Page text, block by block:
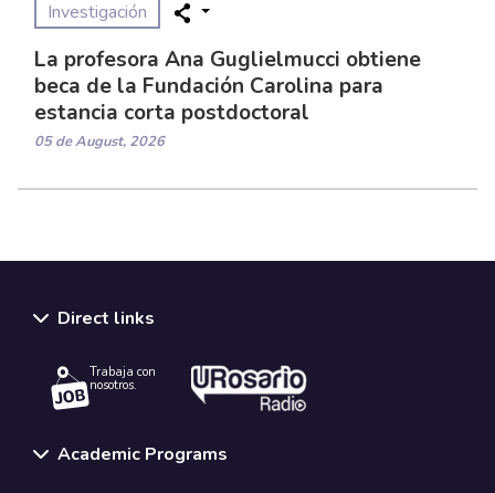
Investigación
La profesora Ana Guglielmucci obtiene
beca de la Fundación Carolina para
estancia corta postdoctoral
05 de August, 2026
Direct links
Trabaja con
nosotros.
Academic Programs